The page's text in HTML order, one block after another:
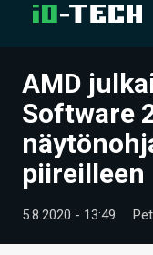
UUTISET
ARTIKKELIT
VIDEOT
TECHBBS
AMD
Software
piireilleen
5.8.2020 - 13:49